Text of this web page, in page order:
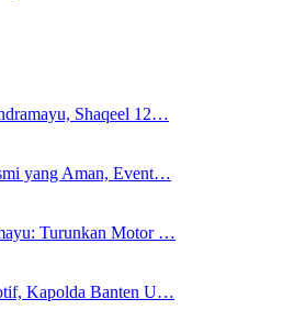
Shaqeel 12…
yang Aman, Event…
Turunkan Motor …
Kapolda Banten U…